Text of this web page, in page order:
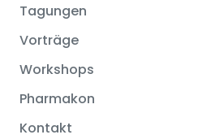
Tagungen
Vorträge
Workshops
Pharmakon
Kontakt